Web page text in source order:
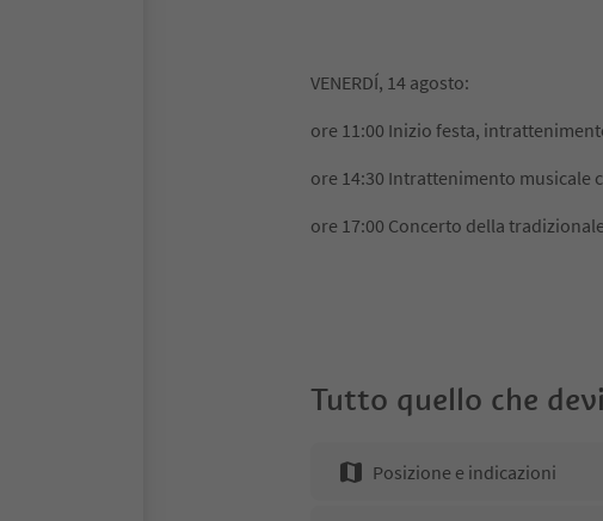
VENERDÍ, 14 agosto:
ore 11:00 Inizio festa,
ore 14:30 Intrattenimento musicale
ore 17:00 Concerto della
Tutto quello che
Posizione e indicazioni